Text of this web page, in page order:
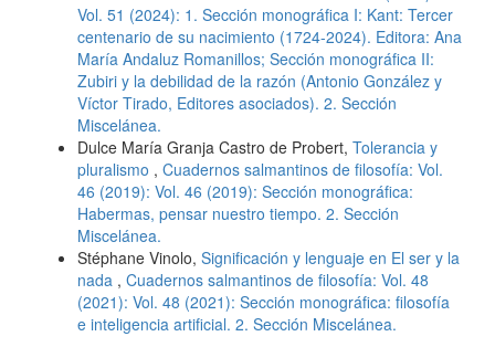
Vol. 51 (2024): 1. Sección monográfica I: Kant: Tercer
centenario de su nacimiento (1724-2024). Editora: Ana
María Andaluz Romanillos; Sección monográfica II:
Zubiri y la debilidad de la razón (Antonio González y
Víctor Tirado, Editores asociados). 2. Sección
Miscelánea.
Dulce María Granja Castro de Probert, Tolerancia y
pluralismo , Cuadernos salmantinos de filosofía: Vol.
46 (2019): Vol. 46 (2019): Sección monográfica:
Habermas, pensar nuestro tiempo. 2. Sección
Miscelánea.
Stéphane Vinolo, Significación y lenguaje en El ser y la
nada , Cuadernos salmantinos de filosofía: Vol. 48
(2021): Vol. 48 (2021): Sección monográfica: filosofía
e inteligencia artificial. 2. Sección Miscelánea.